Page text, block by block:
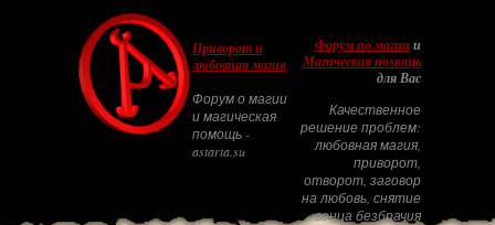
Приворот и
любовная магия
Форум о магии
и магическая
помощь -
astarta.su
Форум по магиии
Магическая помощь
для Вас
Качественное
решение проблем:
любовная магия,
приворот,
отворот, заговор
на любовь, снятие
венца безбрачия